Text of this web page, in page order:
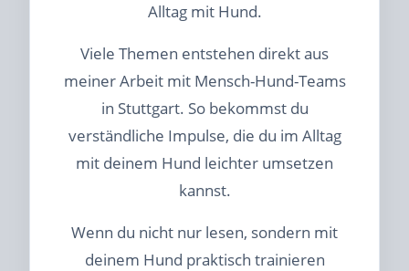
Alltag mit Hund.
Viele Themen entstehen direkt aus
meiner Arbeit mit Mensch-Hund-Teams
in Stuttgart. So bekommst du
verständliche Impulse, die du im Alltag
mit deinem Hund leichter umsetzen
kannst.
Wenn du nicht nur lesen, sondern mit
deinem Hund praktisch trainieren